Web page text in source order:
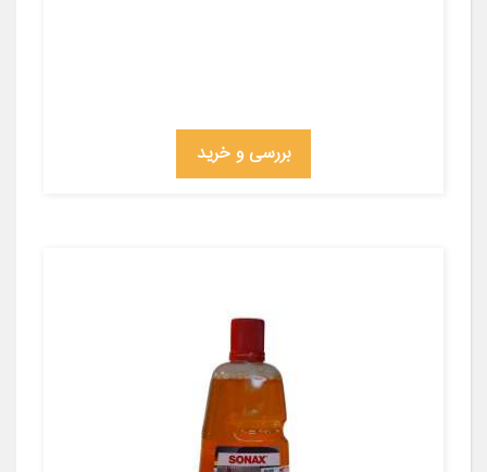
بررسی و خرید